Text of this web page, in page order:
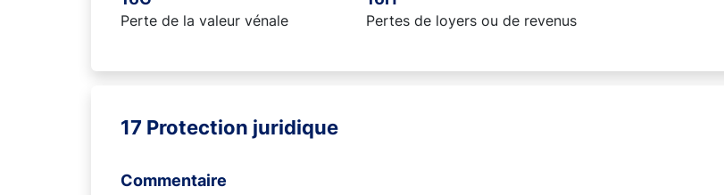
Perte de la valeur vénale Pertes de loyers ou de revenus
17 Protection juridique
Commentaire